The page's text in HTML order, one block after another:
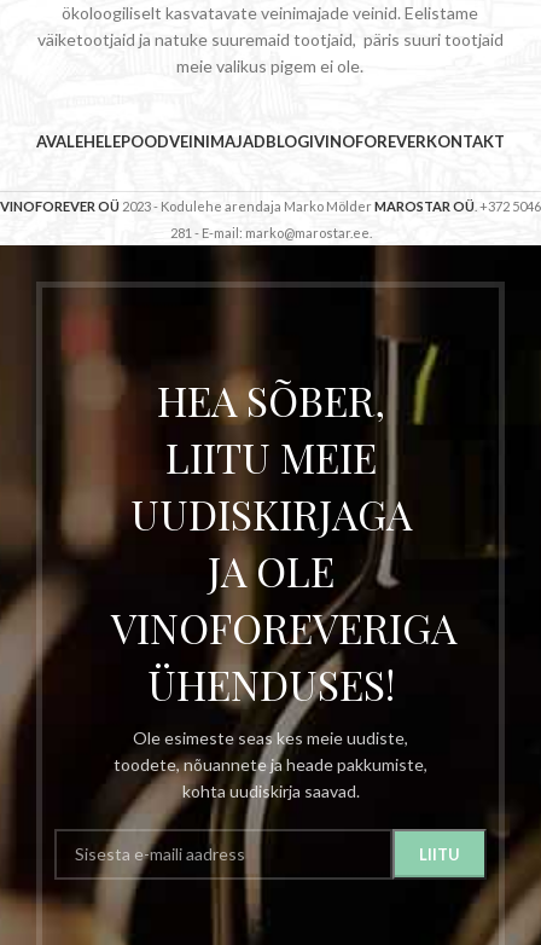
ökoloogiliselt kasvatavate veinimajade veinid. Eelistame
väiketootjaid ja natuke suuremaid tootjaid, päris suuri tootjaid
meie valikus pigem ei ole.
AVALEHELEPOODVEINIMAJADBLOGIVINOFOREVERKONTAKT
VINOFOREVER OÜ 2023 - Kodulehe arendaja Marko MölderMAROSTAR OÜ . +372 5046
281 - E-mail: marko@marostar.ee.
HEA SÕBER,
LIITU MEIE
UUDISKIRJAGA
JA OLE
VINOFOREVERIGA
ÜHENDUSES!
Ole esimeste seas kes meie uudiste,
toodete, nõuannete ja heade pakkumiste,
kohta uudiskirja saavad.